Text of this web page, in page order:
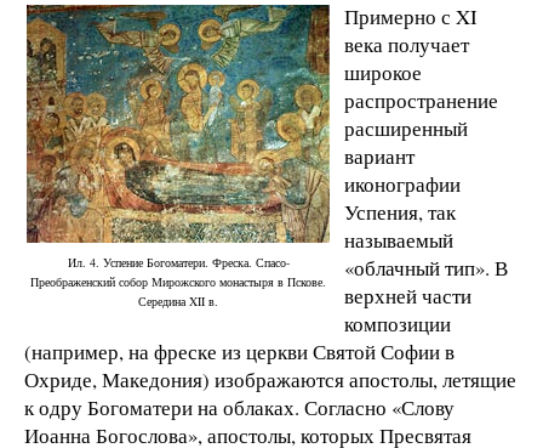
Ил. 4. Успение Богоматери. Фреска. Спасо-
Преображенский собор Мирожского монастыря в Пскове.
Середина XII в.
Примерно с XI
века получает
широкое
распространение
расширенный
вариант
иконографии
Успения, так
называемый
«облачный тип». В
верхней части
композиции
(например, на фреске из церкви Святой Софии в
Охриде, Македония) изображаются апостолы, летящие
к одру Богоматери на облаках. Согласно «Слову
Иоанна Богослова», апостолы, которых Пресвятая